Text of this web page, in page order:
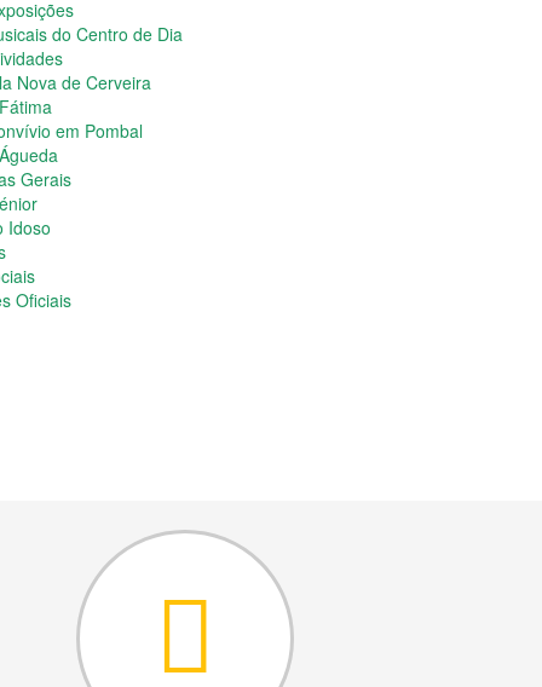
do Centro de Dia
Nova de Cerveira
em Pombal
Gerais
Idoso
Oficiais